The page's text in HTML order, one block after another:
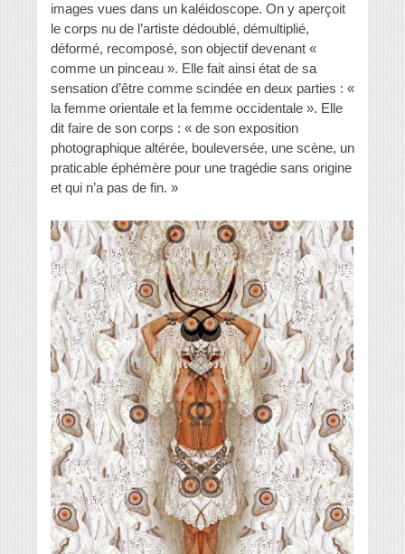
images vues dans un kaléidoscope. On y aperçoit
le corps nu de l’artiste dédoublé, démultiplié,
déformé, recomposé, son objectif devenant «
comme un pinceau ». Elle fait ainsi état de sa
sensation d’être comme scindée en deux parties : «
la femme orientale et la femme occidentale ». Elle
dit faire de son corps : « de son exposition
photographique altérée, bouleversée, une scène, un
praticable éphémère pour une tragédie sans origine
et qui n’a pas de fin. »